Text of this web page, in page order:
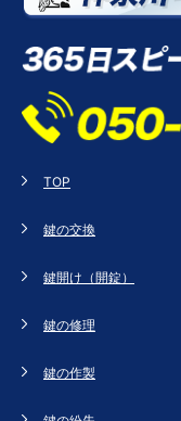
TOP
鍵の交換
鍵開け（開錠）
鍵の修理
鍵の作製